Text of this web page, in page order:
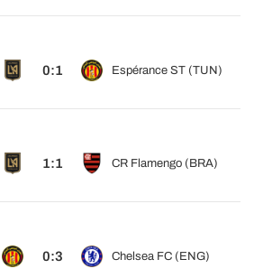
0:1 Espérance ST (TUN)
1:1 CR Flamengo (BRA)
0:3 Chelsea FC (ENG)